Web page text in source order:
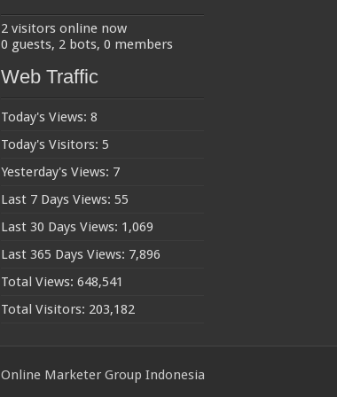
2 visitors online now
0 guests, 2 bots, 0 members
Web Traffic
Today's Views: 8
Today's Visitors: 5
Yesterday's Views: 7
Last 7 Days Views: 55
Last 30 Days Views: 1,069
Last 365 Days Views: 7,896
Total Views: 648,541
Total Visitors: 203,182
Online Marketer Group Indonesia